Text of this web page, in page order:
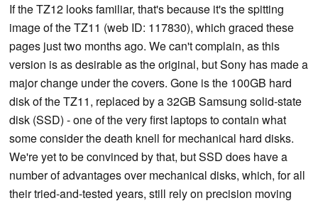
If the TZ12 looks familiar, that's because it's the spitting
image of the TZ11 (web ID: 117830), which graced these
pages just two months ago. We can't complain, as this
version is as desirable as the original, but Sony has made a
major change under the covers. Gone is the 100GB hard
disk of the TZ11, replaced by a 32GB Samsung solid-state
disk (SSD) - one of the very first laptops to contain what
some consider the death knell for mechanical hard disks.
We're yet to be convinced by that, but SSD does have a
number of advantages over mechanical disks, which, for all
their tried-and-tested years, still rely on precision moving